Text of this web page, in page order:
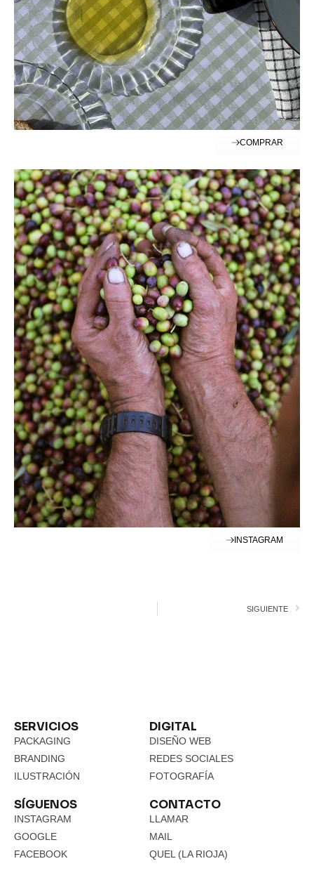
COMPRAR
INSTAGRAM
SIGUIENTE
SERVICIOS
PACKAGING
BRANDING
ILUSTRACIÓN
DIGITAL
DISEÑO WEB
REDES SOCIALES
FOTOGRAFÍA
SÍGUENOS
INSTAGRAM
GOOGLE
FACEBOOK
CONTACTO
LLAMAR
MAIL
QUEL (LA RIOJA)